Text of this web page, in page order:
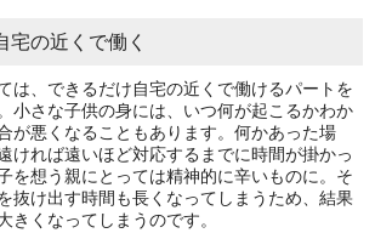
宅の近くで働く
は、できるだけ自宅の近くで働けるパートを
小さな子供の身には、いつ何が起こるかわか
が悪くなることもあります。何かあった場
ければ遠いほど対応するまでに時間が掛かっ
を想う親にとっては精神的に辛いものに。そ
抜け出す時間も長くなってしまうため、結果
きくなってしまうのです。